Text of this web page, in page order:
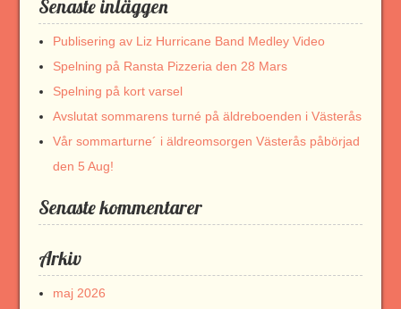
Senaste inläggen
Publisering av Liz Hurricane Band Medley Video
Spelning på Ransta Pizzeria den 28 Mars
Spelning på kort varsel
Avslutat sommarens turné på äldreboenden i Västerås
Vår sommarturne´ i äldreomsorgen Västerås påbörjad
den 5 Aug!
Senaste kommentarer
Arkiv
maj 2026